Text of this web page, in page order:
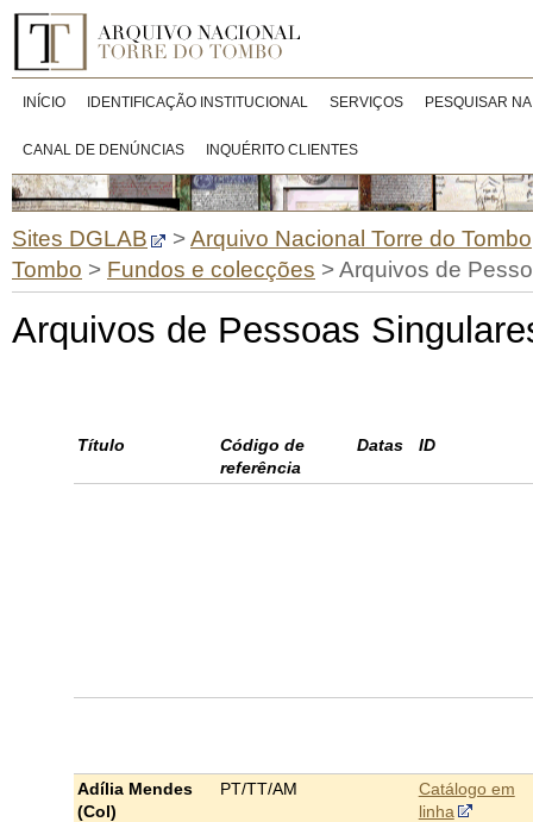
INÍCIO IDENTIFICAÇÃO INSTITUCIONAL SERVIÇOS PESQUISAR
CANAL DE DENÚNCIAS INQUÉRITO CLIENTES
Sites DGLAB >Arquivo Nacional Torre do Tombo
Tombo > Fundos e colecções >Arquivos de
Arquivos de Pessoas
Título
Código de
referência
Datas ID
Adília Mendes
(Col)
PT/TT/AM
Catálogo em
linha